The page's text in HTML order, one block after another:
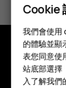
智慧型
功能
配件
是 否
探索
關於
Cookie
我們會使用
的體驗並顯
表您同意使
站底部選擇
入了解我們